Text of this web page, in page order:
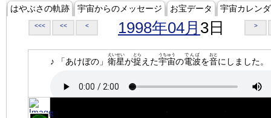
はやぶさの軌跡 宇宙からのメッセージ お宝データ 宇宙カレン
<<< << < 1998年04月 3日 >
♪ 「あけぼの」 衛星
えいせい
が捉
とら
えた宇宙
うちゅう
の電波
でんぱ
を音
おと
にしました。